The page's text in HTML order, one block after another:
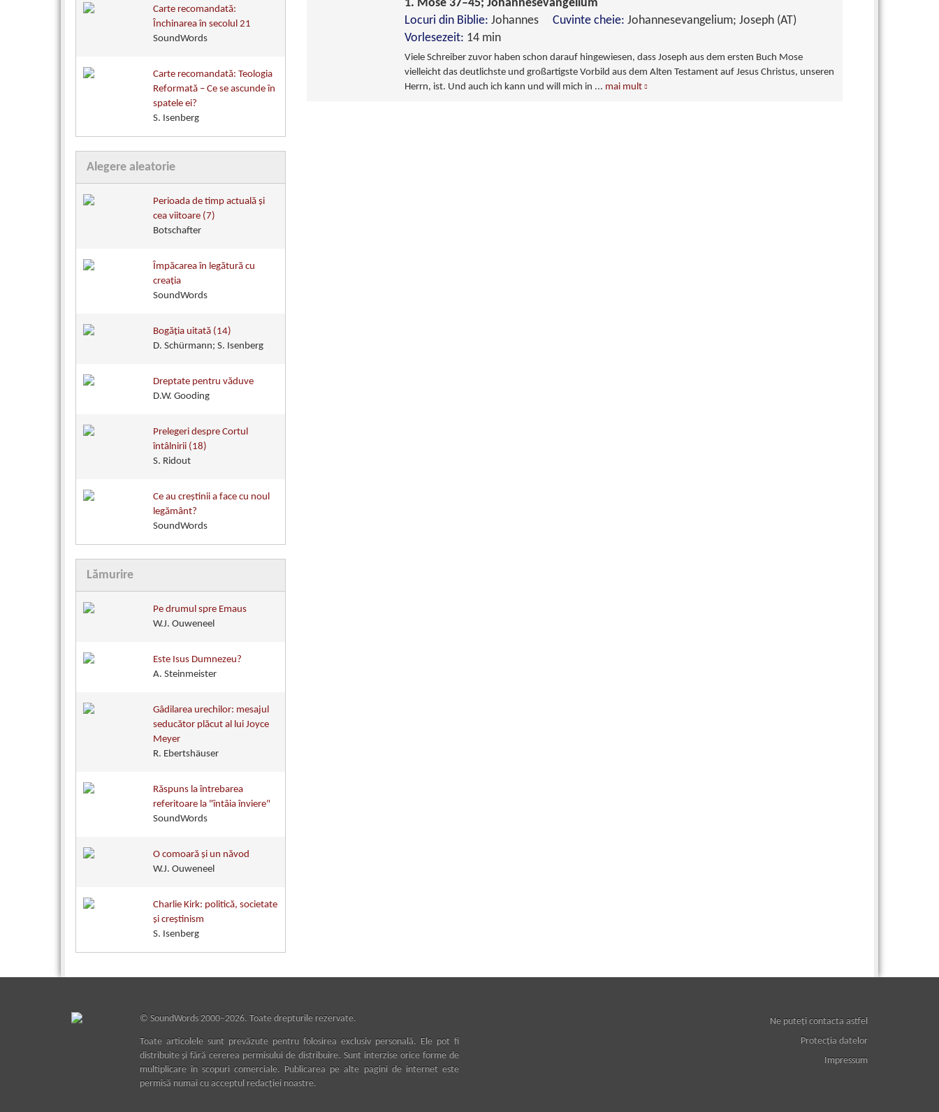
Carte recomandată:
Închinarea în secolul 21
SoundWords
Carte recomandată: Teologia
Reformată – Ce se ascunde în
spatele ei?
S. Isenberg
Alegere aleatorie
Perioada de timp actuală şi
cea viitoare (7)
Botschafter
Împăcarea în legătură cu
creaţia
SoundWords
Bogăția uitată (14)
D. Schürmann; S. Isenberg
Dreptate pentru văduve
D.W. Gooding
Prelegeri despre Cortul
întâlnirii (18)
S. Ridout
Ce au creştinii a face cu noul
legământ?
SoundWords
Lămurire
Pe drumul spre Emaus
W.J. Ouweneel
Este Isus Dumnezeu?
A. Steinmeister
Gâdilarea urechilor: mesajul
seducător plăcut al lui Joyce
Meyer
R. Ebertshäuser
Răspuns la întrebarea
referitoare la "întâia înviere"
SoundWords
O comoară şi un năvod
W.J. Ouweneel
Charlie Kirk: politică, societate
și creștinism
S. Isenberg
1. Mose 37–45; Johannesevangelium
Locuri din Biblie: Johannes Cuvinte cheie: Johannesevangelium; Joseph (AT)
Vorlesezeit: 14 min
Viele Schreiber zuvor haben schon darauf hingewiesen, dass Joseph aus dem ersten Buch Mose
vielleicht das deutlichste und großartigste Vorbild aus dem Alten Testament auf Jesus Christus, unseren
Herrn, ist. Und auch ich kann und will mich in ... mai mult
© SoundWords2000–2026. Toate drepturile rezervate.
Toate articolele sunt prevăzute pentru folosirea exclusiv personală. Ele pot fi
distribuite şi fără cererea permisului de distribuire. Sunt interzise orice forme de
multiplicare în scopuri comerciale. Publicarea pe alte pagini de internet este
permisă numai cu acceptul redacţiei noastre.
Ne puteţi contacta astfel
Protecţia datelor
Impressum